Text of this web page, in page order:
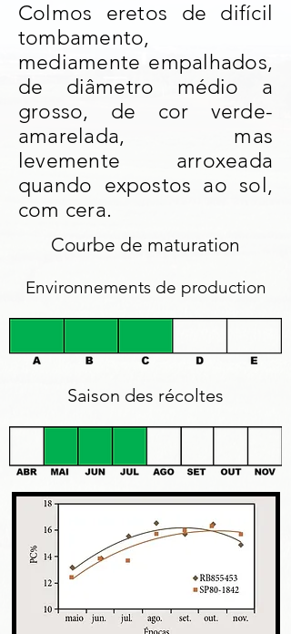
Colmos eretos de difícil
tombamento,
mediamente empalhados,
de diâmetro médio a
grosso, de cor verde-
amarelada, mas
levemente arroxeada
quando expostos ao sol,
com cera.
Courbe de maturation
Environnements de production
Saison des récoltes